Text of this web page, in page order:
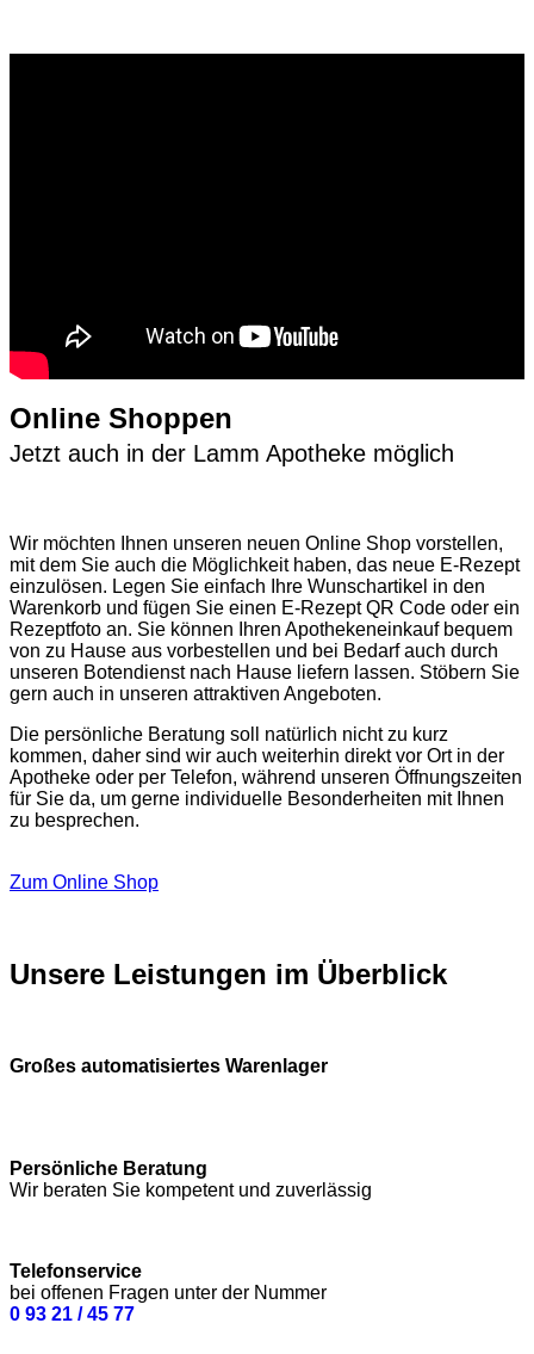
Online Shoppen
Jetzt auch in der Lamm Apotheke möglich
Wir möchten Ihnen unseren neuen Online Shop vorstellen,
mit dem Sie auch die Möglichkeit haben, das neue E-Rezept
einzulösen. Legen Sie einfach Ihre Wunschartikel in den
Warenkorb und fügen Sie einen E-Rezept QR Code oder ein
Rezeptfoto an. Sie können Ihren Apothekeneinkauf bequem
von zu Hause aus vorbestellen und bei Bedarf auch durch
unseren Botendienst nach Hause liefern lassen. Stöbern Sie
gern auch in unseren attraktiven Angeboten.
Die persönliche Beratung soll natürlich nicht zu kurz
kommen, daher sind wir auch weiterhin direkt vor Ort in der
Apotheke oder per Telefon, während unseren Öffnungszeiten
für Sie da, um gerne individuelle Besonderheiten mit Ihnen
zu besprechen.
Zum Online Shop
Unsere Leistungen im Überblick
Großes automatisiertes Warenlager
Persönliche Beratung
Wir beraten Sie kompetent und zuverlässig
Telefonservice
bei offenen Fragen unter der Nummer
0 93 21 / 45 77